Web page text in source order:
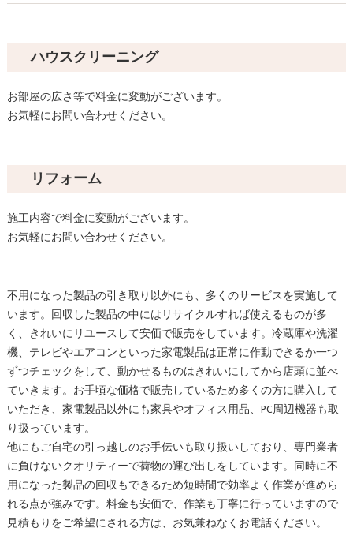
ハウスクリーニング
お部屋の広さ等で料金に変動がございます。
お気軽にお問い合わせください。
リフォーム
施工内容で料金に変動がございます。
お気軽にお問い合わせください。
不用になった製品の引き取り以外にも、多くのサービスを実施して
います。回収した製品の中にはリサイクルすれば使えるものが多
く、きれいにリユースして安価で販売をしています。冷蔵庫や洗濯
機、テレビやエアコンといった家電製品は正常に作動できるか一つ
ずつチェックをして、動かせるものはきれいにしてから店頭に並べ
ていきます。お手頃な価格で販売しているため多くの方に購入して
いただき、家電製品以外にも家具やオフィス用品、PC周辺機器も取
り扱っています。
他にもご自宅の引っ越しのお手伝いも取り扱いしており、専門業者
に負けないクオリティーで荷物の運び出しをしています。同時に不
用になった製品の回収もできるため短時間で効率よく作業が進めら
れる点が強みです。料金も安価で、作業も丁寧に行っていますので
見積もりをご希望にされる方は、お気兼ねなくお電話ください。